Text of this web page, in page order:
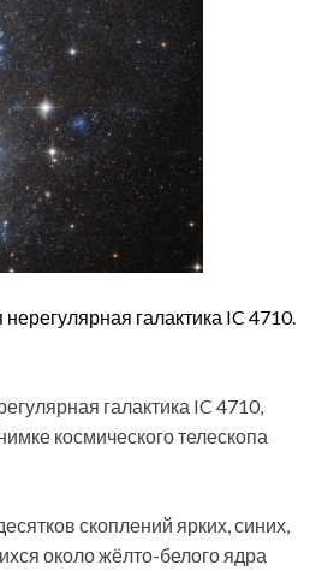
галактика IC 4710.
галактика IC 4710,
космического телескопа
скоплений ярких, синих,
около жёлто-белого ядра